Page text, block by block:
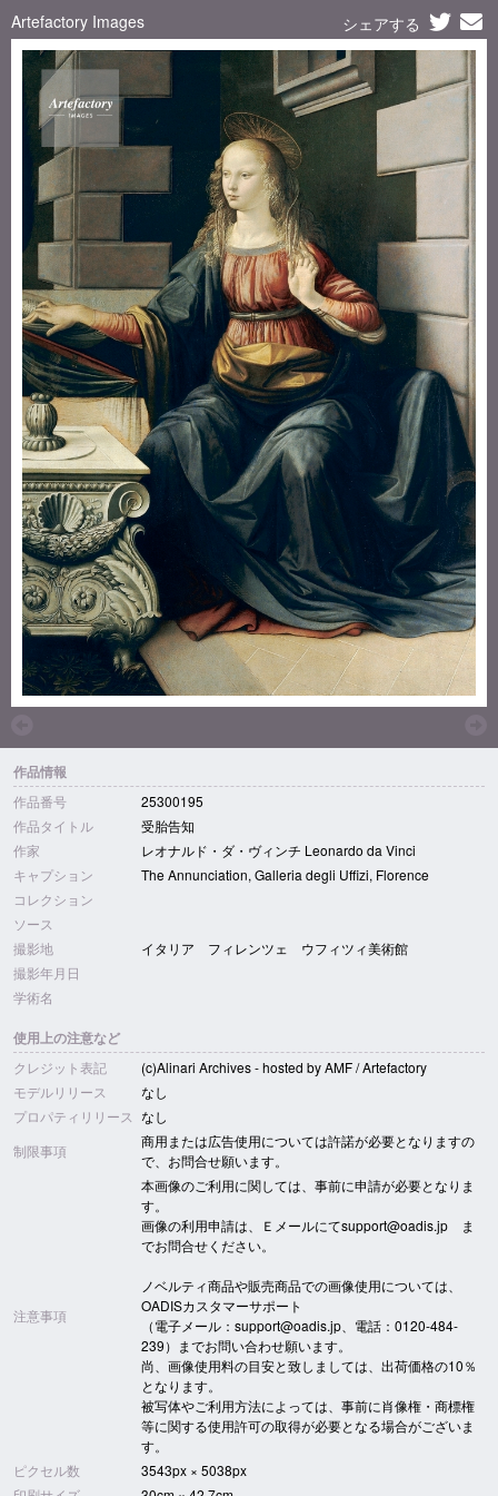
Artefactory Images シェアする
作品情報
作品番号
25300195
作品タイトル
受胎告知
作家
レオナルド・ダ・ヴィンチ Leonardo da Vinci
キャプション
The Annunciation, Galleria degli Uffizi, Florence
コレクション
ソース
撮影地
イタリア フィレンツェ ウフィツィ美術館
撮影年月日
学術名
使用上の注意など
クレジット表記
(c)Alinari Archives - hosted by AMF / Artefactory
モデルリリース
なし
プロパティリリース なし
制限事項
商用または広告使用については許諾が必要となりますの
で、お問合せ願います。
注意事項
本画像のご利用に関しては、事前に申請が必要となりま
す。
画像の利用申請は、Ｅメールにてsupport@oadis.jp ま
でお問合せください。
ノベルティ商品や販売商品での画像使用については、
OADISカスタマーサポート
（電子メール：support@oadis.jp、電話：0120-484-
239）までお問い合わせ願います。
尚、画像使用料の目安と致しましては、出荷価格の10％
となります。
被写体やご利用方法によっては、事前に肖像権・商標権
等に関する使用許可の取得が必要となる場合がございま
す。
ピクセル数
3543px × 5038px